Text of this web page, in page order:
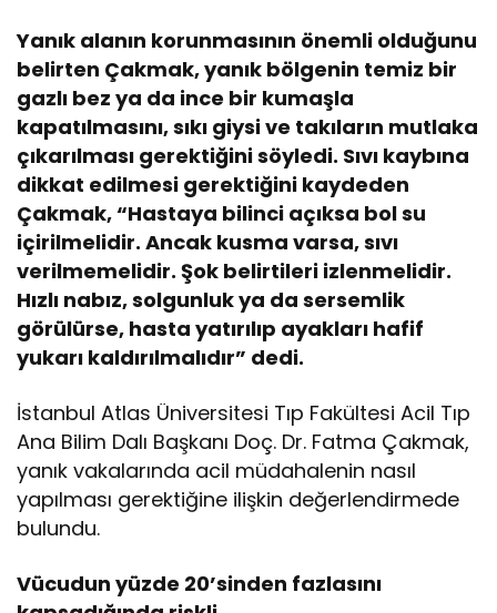
Yanık alanın korunmasının önemli olduğunu
belirten Çakmak, yanık bölgenin temiz bir
gazlı bez ya da ince bir kumaşla
kapatılmasını, sıkı giysi ve takıların mutlaka
çıkarılması gerektiğini söyledi. Sıvı kaybına
dikkat edilmesi gerektiğini kaydeden
Çakmak, “Hastaya bilinci açıksa bol su
içirilmelidir. Ancak kusma varsa, sıvı
verilmemelidir. Şok belirtileri izlenmelidir.
Hızlı nabız, solgunluk ya da sersemlik
görülürse, hasta yatırılıp ayakları hafif
yukarı kaldırılmalıdır” dedi.
İstanbul Atlas Üniversitesi Tıp Fakültesi Acil Tıp
Ana Bilim Dalı Başkanı Doç. Dr. Fatma Çakmak,
yanık vakalarında acil müdahalenin nasıl
yapılması gerektiğine ilişkin değerlendirmede
bulundu.
Vücudun yüzde 20’sinden fazlasını